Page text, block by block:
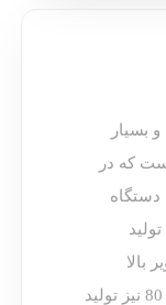
بسیار
که در
دستگاه
در تصویر بالا
مشاهده میشود در سایزهای 50-70 و 80 نیز تولید